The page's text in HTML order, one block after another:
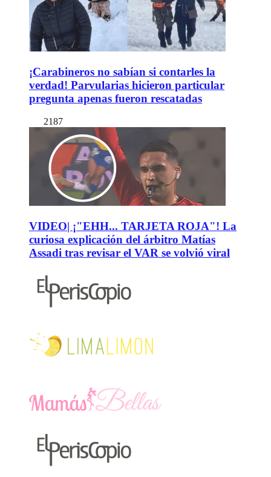
¡Carabineros no sabían si contarles la
verdad! Parvularias hicieron particular
pregunta apenas fueron rescatadas
2187
VIDEO| ¡"EHH... TARJETA ROJA"! La
curiosa explicación del árbitro Matías
Assadi tras revisar el VAR se volvió viral